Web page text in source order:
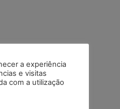
a experiência
e visitas
com a utilização